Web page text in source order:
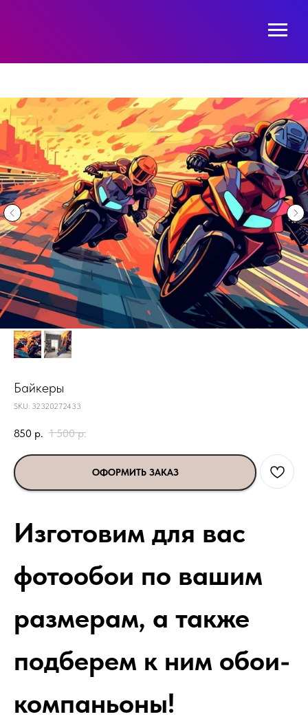
Байкеры
SKU: 32320272433
850 р. 1 500 р.
ОФОРМИТЬ ЗАКАЗ
Изготовим для вас
фотообои по вашим
размерам, а также
подберем к ним обои-
компаньоны!